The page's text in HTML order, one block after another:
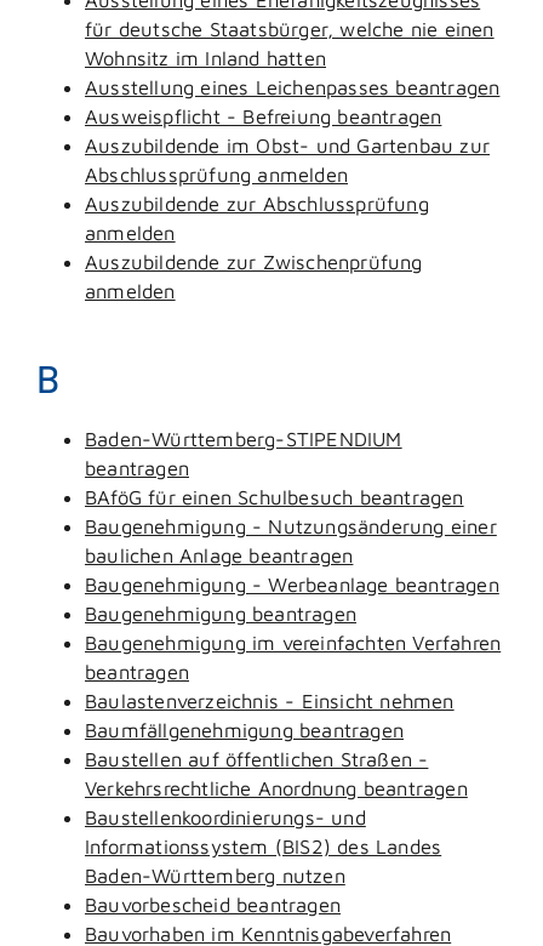
für deutsche Staatsbürger, welche nie einen
Wohnsitz im Inland hatten
Ausstellung eines Leichenpasses beantragen
Ausweispflicht - Befreiung beantragen
Auszubildende im Obst- und Gartenbau zur
Abschlussprüfung anmelden
Auszubildende zur Abschlussprüfung
anmelden
Auszubildende zur Zwischenprüfung
anmelden
B
Baden-Württemberg-STIPENDIUM
beantragen
BAföG für einen Schulbesuch beantragen
Baugenehmigung - Nutzungsänderung einer
baulichen Anlage beantragen
Baugenehmigung - Werbeanlage beantragen
Baugenehmigung beantragen
Baugenehmigung im vereinfachten Verfahren
beantragen
Baulastenverzeichnis - Einsicht nehmen
Baumfällgenehmigung beantragen
Baustellen auf öffentlichen Straßen -
Verkehrsrechtliche Anordnung beantragen
Baustellenkoordinierungs- und
Informationssystem (BIS2) des Landes
Baden-Württemberg nutzen
Bauvorbescheid beantragen
Bauvorhaben im Kenntnisgabeverfahren